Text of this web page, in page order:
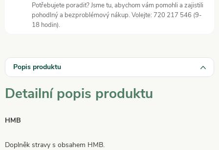
Potřebujete poradit? Jsme tu, abychom vám pomohli a zajistili
pohodlný a bezproblémový nákup. Volejte: 720 217 546 (9-
18 hodin).
Popis produktu
Detailní popis produktu
HMB
Doplněk stravy s obsahem HMB.